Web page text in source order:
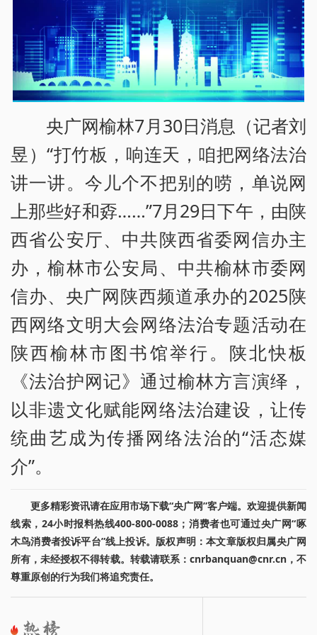
央广网榆林7月30日消息（记者刘
昱）“打竹板，响连天，咱把网络法治
讲一讲。今儿个不把别的唠，单说网
上那些好和孬……”7月29日下午，由陕
西省公安厅、中共陕西省委网信办主
办，榆林市公安局、中共榆林市委网
信办、央广网陕西频道承办的2025陕
西网络文明大会网络法治专题活动在
陕西榆林市图书馆举行。陕北快板
《法治护网记》通过榆林方言演绎，
以非遗文化赋能网络法治建设，让传
统曲艺成为传播网络法治的“活态媒
介”。
更多精彩资讯请在应用市场下载“央广网”客户端。欢迎提供新闻
线索，24小时报料热线400-800-0088；消费者也可通过央广网“啄
木鸟消费者投诉平台”线上投诉。版权声明：本文章版权归属央广网
所有，未经授权不得转载。转载请联系：cnrbanquan@cnr.cn，不
尊重原创的行为我们将追究责任。